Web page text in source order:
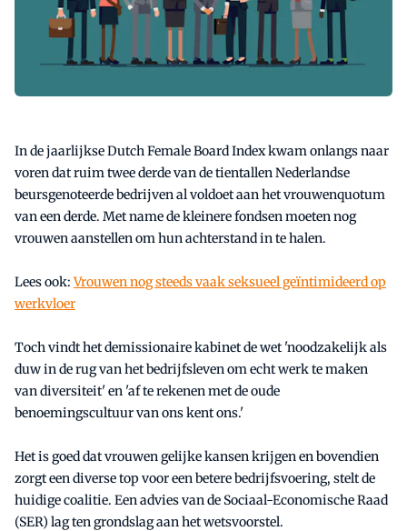
In de jaarlijkse Dutch Female Board Index kwam onlangs naar
voren dat ruim twee derde van de tientallen Nederlandse
beursgenoteerde bedrijven al voldoet aan het vrouwenquotum
van een derde. Met name de kleinere fondsen moeten nog
vrouwen aanstellen om hun achterstand in te halen.
Lees ook:Vrouwen nog steeds vaak seksueel geïntimideerd op
werkvloer
Toch vindt het demissionaire kabinet de wet 'noodzakelijk als
duw in de rug van het bedrijfsleven om echt werk te maken
van diversiteit' en 'af te rekenen met de oude
benoemingscultuur van ons kent ons.'
Het is goed dat vrouwen gelijke kansen krijgen en bovendien
zorgt een diverse top voor een betere bedrijfsvoering, stelt de
huidige coalitie. Een advies van de Sociaal-Economische Raad
(SER) lag ten grondslag aan het wetsvoorstel.